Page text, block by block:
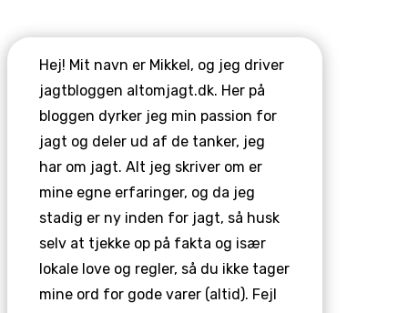
Hej! Mit navn er Mikkel, og jeg driver
jagtbloggen altomjagt.dk. Her på
bloggen dyrker jeg min passion for
jagt og deler ud af de tanker, jeg
har om jagt. Alt jeg skriver om er
mine egne erfaringer, og da jeg
stadig er ny inden for jagt, så husk
selv at tjekke op på fakta og især
lokale love og regler, så du ikke tager
mine ord for gode varer (altid). Fejl